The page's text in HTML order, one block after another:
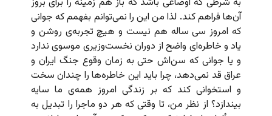
آن‌ها فراهم کند. لذا من این را نمی‌توانم بفهمم که جوانی
که امروز سی ساله هم نیست و هیچ تجربه‌‌ی روشن و
یاد و خاطره‌ای واضح از دوران نخست‌وزیری موسوی ندارد
و یا جوانی که سن‌اش حتی به زمان وقوع جنگ ایران و
عراق قد نمی‌دهد، چرا باید این خاطره‌ها را چندان سخت
و استخوانی کند که بر زندگی امروز همه‌ی ما سایه
بیندازد؟ از نظر من، تا وقتی که هر دو ماجرا را تبدیل به